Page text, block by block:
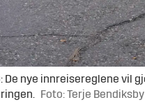
De nye innreisereglene vil
Foto: Terje Bendiksby